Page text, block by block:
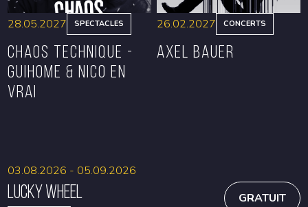
28.05.2027 SPECTACLES
CHAOS TECHNIQUE -
GUIHOME & NICO EN
VRAI
26.02.2027 CONCERTS
Axel Bauer
Lucky Wheel
03.08.2026 - 05.09.2026
GRATUIT